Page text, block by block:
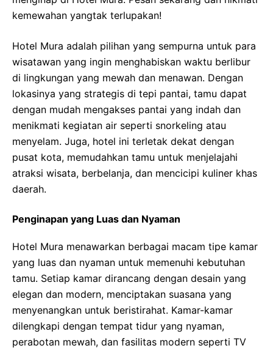
kemewahan yangtak terlupakan!
Hotel Mura adalah pilihan yang sempurna untuk para
wisatawan yang ingin menghabiskan waktu berlibur
di lingkungan yang mewah dan menawan. Dengan
lokasinya yang strategis di tepi pantai, tamu dapat
dengan mudah mengakses pantai yang indah dan
menikmati kegiatan air seperti snorkeling atau
menyelam. Juga, hotel ini terletak dekat dengan
pusat kota, memudahkan tamu untuk menjelajahi
atraksi wisata, berbelanja, dan mencicipi kuliner khas
daerah.
Penginapan yang Luas dan Nyaman
Hotel Mura menawarkan berbagai macam tipe kamar
yang luas dan nyaman untuk memenuhi kebutuhan
tamu. Setiap kamar dirancang dengan desain yang
elegan dan modern, menciptakan suasana yang
menyenangkan untuk beristirahat. Kamar-kamar
dilengkapi dengan tempat tidur yang nyaman,
perabotan mewah, dan fasilitas modern seperti TV